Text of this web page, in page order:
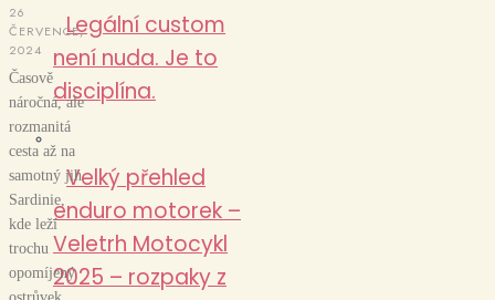
Legální custom
není nuda. Je to
disciplína.
Velký přehled
enduro motorek –
Veletrh Motocykl
2025 – rozpaky z
26
ČERVENCE,
2024
Časově
náročná, ale
rozmanitá
cesta až na
samotný jih
Sardinie,
kde leží
trochu
opomíjený